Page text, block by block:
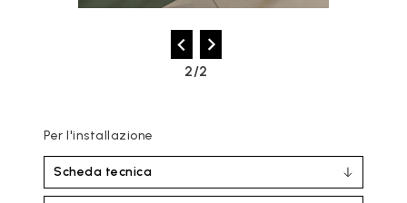
2/2
Per l'installazione
Scheda tecnica